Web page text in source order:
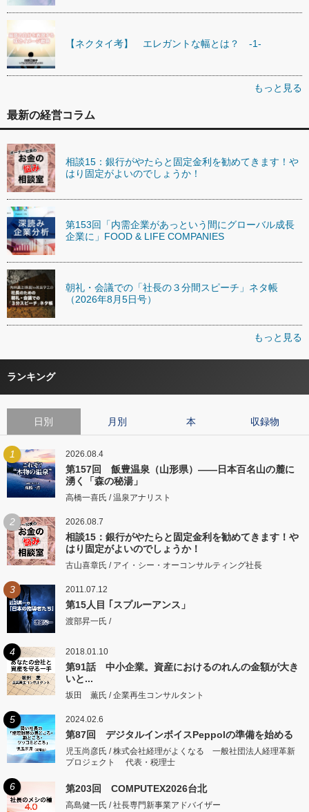
【ネクタイ考】 エレガントな幅とは？ -1-
もっと見る
最新の経営コラム
相談15：銀行がやたらと固定金利を勧めてきます！や
はり固定がよいのでしょうか！
第153回「内需企業があっという間にグローバル成長
企業に」FOOD & LIFE COMPANIES
朝礼・会議での「社長の３分間スピーチ」ネタ帳
（2026年8月5日号）
もっと見る
ランキング
日別 月別 本 収録物
1 2026.08.4
第157回 飯豊温泉（山形県）――日本百名山の麓に
湧く「森の秘湯」
高橋一喜氏 / 温泉アナリスト
2 2026.08.7
相談15：銀行がやたらと固定金利を勧めてきます！や
はり固定がよいのでしょうか！
古山喜章氏 / アイ・シー・オーコンサルティング社長
3 2011.07.12
第15人目 ｢スプルーアンス」
渡部昇一氏 /
4 2018.01.10
第91話 中小企業。資産におけるのれんの金額が大き
いと...
坂田 薫氏 / 企業再生コンサルタント
5 2024.02.6
第87回 デジタルインボイスPeppolの準備を始める
児玉尚彦氏 / 株式会社経理がよくなる 一般社団法人経理革新
プロジェクト 代表・税理士
6 第203回 COMPUTEX2026台北
高島健一氏 / 社長専門新事業アドバイザー